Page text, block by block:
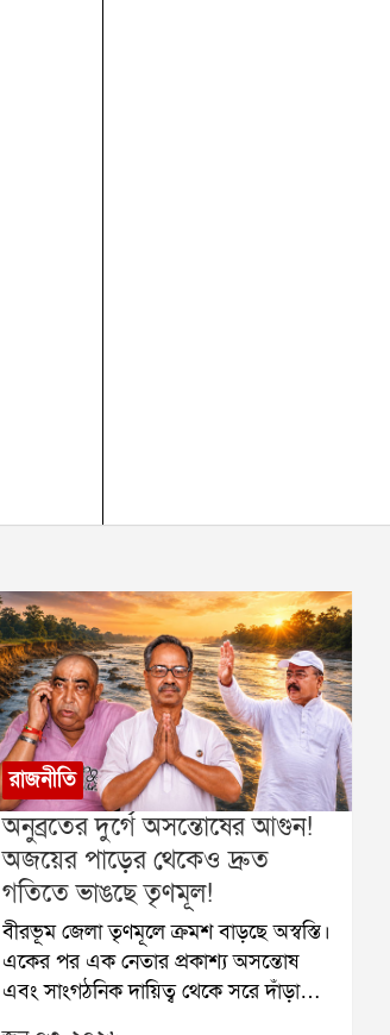
রাজনীতি
অনুব্রতের দুর্গে অসন্তোষের আগুন!
অজয়ের পাড়ের থেকেও দ্রুত
গতিতে ভাঙছে তৃণমূল!
বীরভূম জেলা তৃণমূলে ক্রমশ বাড়ছে অস্বস্তি।
একের পর এক নেতার প্রকাশ্য অসন্তোষ
এবং সাংগঠনিক দায়িত্ব থেকে সরে দাঁড়ানোর